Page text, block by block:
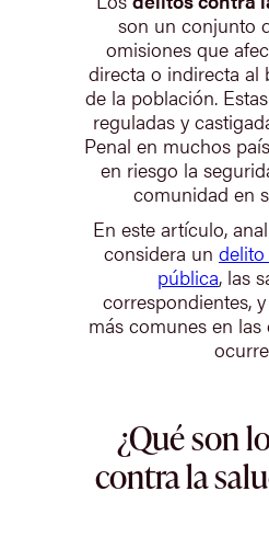
son un conjunto
omisiones que
directa o indirecta al
de la población.
reguladas y
Penal en muchos
en riesgo la
comunidad en
En este artículo,
considera un
pública, las
correspondientes,
más comunes en
¿Qué son
contra la